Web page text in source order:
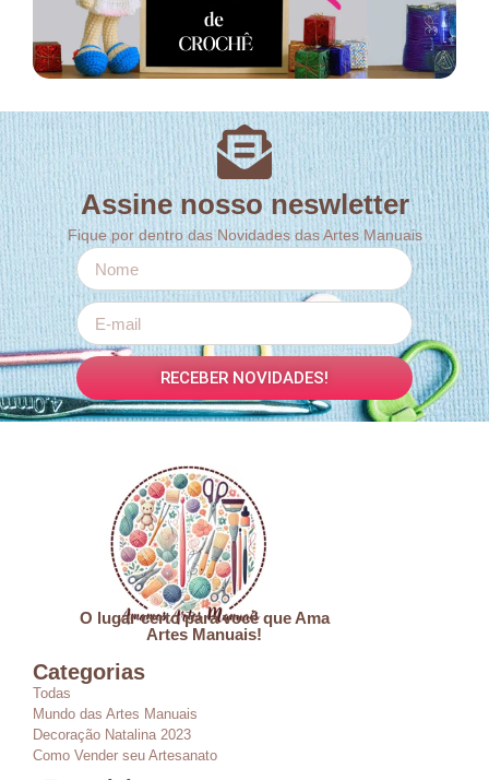
Assine nosso neswletter
Fique por dentro das Novidades das Artes Manuais
RECEBER NOVIDADES!
O lugar certo para você que Ama
Artes Manuais!
Categorias
Todas
Mundo das Artes Manuais
Decoração Natalina 2023
Como Vender seu Artesanato